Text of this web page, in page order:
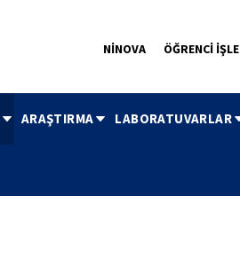
NİNOVA ÖĞRENCİ
ARAŞTIRMA LABORATUVARLAR